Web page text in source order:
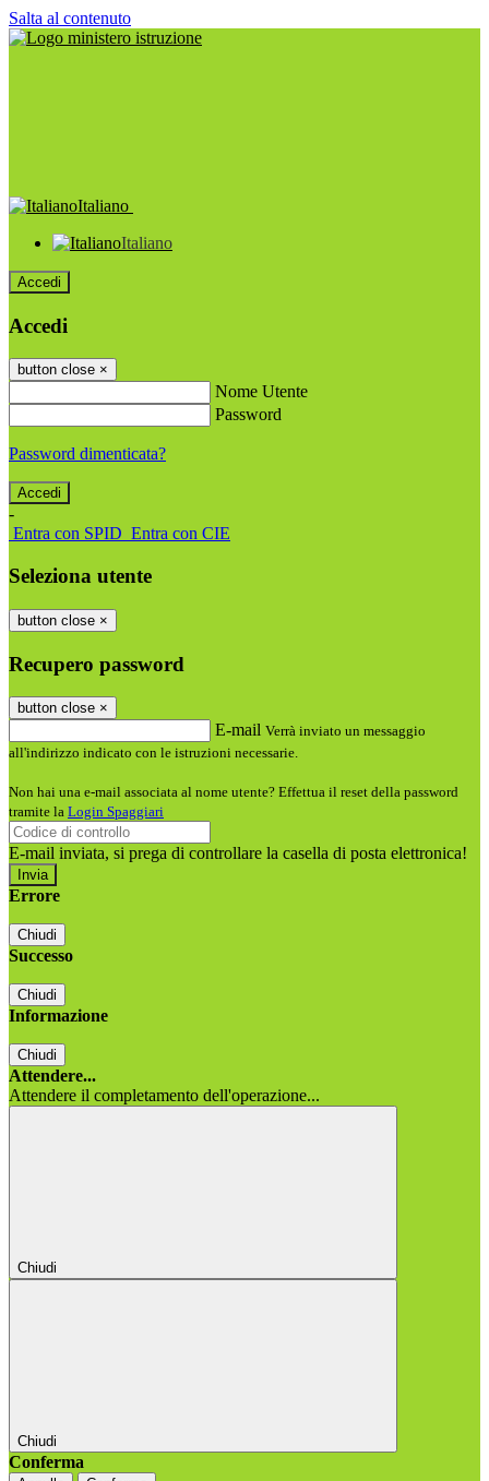
Salta al contenuto
Italiano
Italiano
Accedi
Accedi
button close ×
Nome Utente
Password
Password dimenticata?
-
Entra con SPID Entra con CIE
Seleziona utente
button close ×
Recupero password
button close ×
E-mail Verrà inviato un messaggio
all'indirizzo indicato con le istruzioni necessarie.
Non hai una e-mail associata al nome utente? Effettua il reset della password
tramite la Login Spaggiari
E-mail inviata, si prega di controllare la casella di posta elettronica!
Errore
Chiudi
Successo
Chiudi
Informazione
Chiudi
Attendere...
Attendere il completamento dell'operazione...
Chiudi
Chiudi
Conferma